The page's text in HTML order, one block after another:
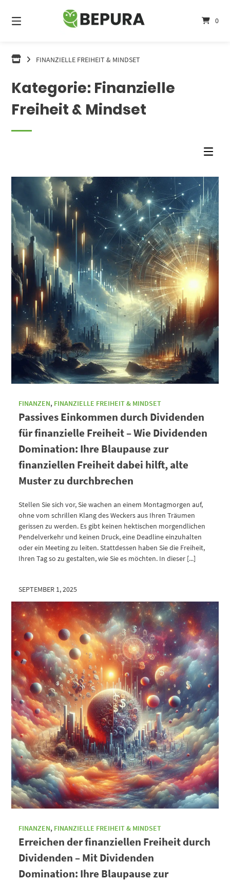
zum
Inhalt
0
FINANZIELLE FREIHEIT & MINDSET
Kategorie: Finanzielle
Freiheit & Mindset
FINANZEN, FINANZIELLE FREIHEIT & MINDSET
Passives Einkommen durch Dividenden
für finanzielle Freiheit – Wie Dividenden
Domination: Ihre Blaupause zur
finanziellen Freiheit dabei hilft, alte
Muster zu durchbrechen
Stellen Sie sich vor, Sie wachen an einem Montagmorgen auf,
ohne vom schrillen Klang des Weckers aus Ihren Träumen
gerissen zu werden. Es gibt keinen hektischen morgendlichen
Pendelverkehr und keinen Druck, eine Deadline einzuhalten
oder ein Meeting zu leiten. Stattdessen haben Sie die Freiheit,
Ihren Tag so zu gestalten, wie Sie es möchten. In dieser [...]
SEPTEMBER 1, 2025
FINANZEN, FINANZIELLE FREIHEIT & MINDSET
Erreichen der finanziellen Freiheit durch
Dividenden – Mit Dividenden
Domination: Ihre Blaupause zur